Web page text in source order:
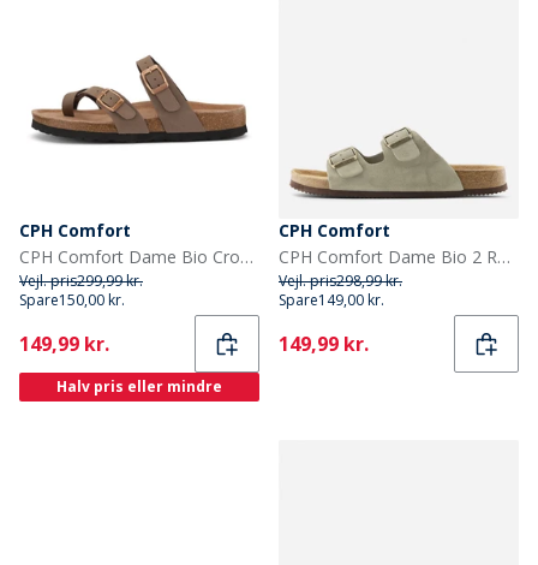
CPH Comfort
CPH Comfort Dame Bio Cross Over Sandaler Taupe
Vejl. pris299,99 kr.
Spare150,00 kr.
Current
149,99 kr.
Halv pris eller mindre
CPH Comfort
CPH Comfort Dame Bio 2 Rem Sandaler Taupe2
Vejl. pris298,99 kr.
Spare149,00 kr.
Current
149,99 kr.